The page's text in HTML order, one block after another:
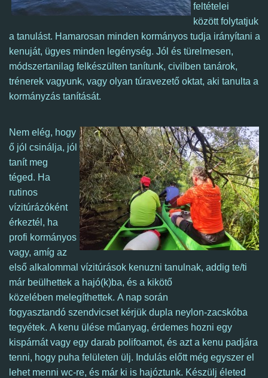
feltételei
között folytatjuk
a tanulást. Hamarosan minden kormányos tudja irányítani a
kenuját, ügyes minden legénység. Jól és türelmesen,
módszertanilag felkészülten tanítunk, civilben tanárok,
trénerek vagyunk, vagy olyan túravezető oktat, aki tanulta a
kormányzás tanítását.
Nem elég, hogy
ő jól csinálja, jól
tanít meg
téged. Ha
rutinos
vízitúrázóként
érkeztél, ha
profi kormányos
vagy, amíg az
első alkalommal vízitúrások kenuzni tanulnak, addig te/ti
már beülhettek a hajó(k)ba, és a kikötő
közelében melegíthettek. A nap során
fogyasztandó szendvicset kérjük dupla neylon-zacskóba
tegyétek. A kenu ülése műanyag, érdemes hozni egy
kispárnát vagy egy darab polifoamot, és azt a kenu padjára
tenni, hogy puha felületen ülj. Indulás előtt még egyszer el
lehet menni wc-re, és már ki is hajóztunk. Készülj életed